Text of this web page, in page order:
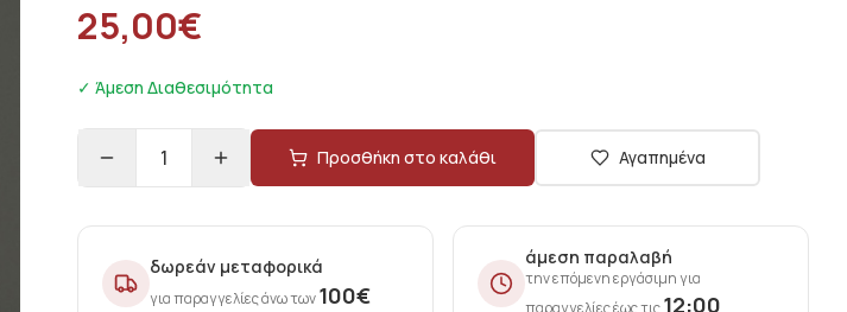
25,00€
✓ Άμεση Διαθεσιμότητα
1 Προσθήκη στο καλάθι Αγαπημένα
δωρεάν μεταφορικά
για παραγγελίες άνω των100€
άμεση παραλαβή
την επόμενη εργάσιμη για
παραγγελίες έως τις12:00